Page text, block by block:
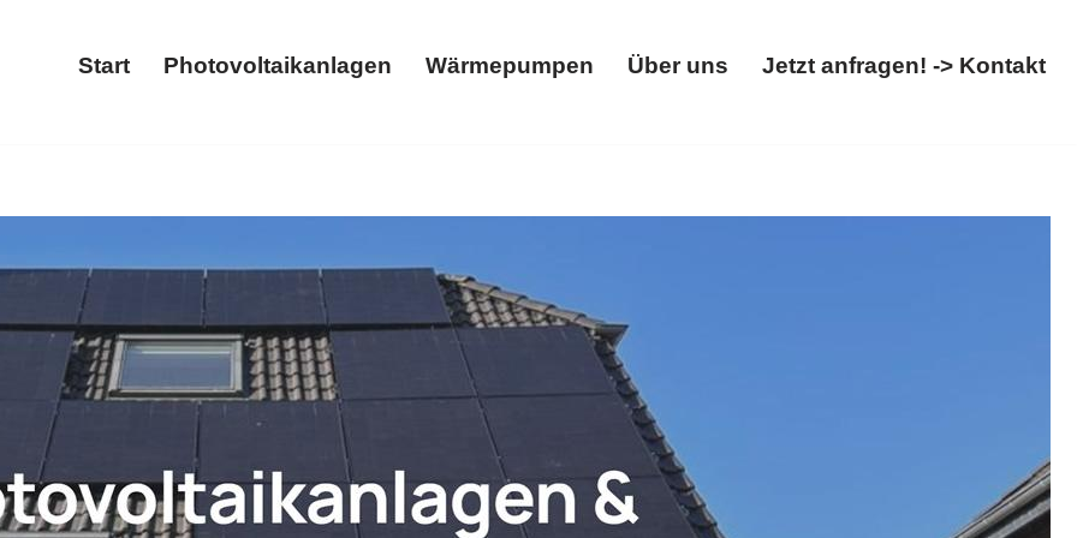
Start Photovoltaikanlagen Wärmepumpen Über uns Jetzt anfragen! -> Kontakt
als auch ✓Photovoltaikanlage, Stromspeicher, Wärmepumpe, Wallbox. Ihre Adresse für ✓Photovoltaikanlage,
für Kehlbach – ➡️ 𝐖𝐎𝐋𝐓𝐈𝐂𝐒, Ihr Solarexperte. Entdecken Sie unsere Angebote ✉.